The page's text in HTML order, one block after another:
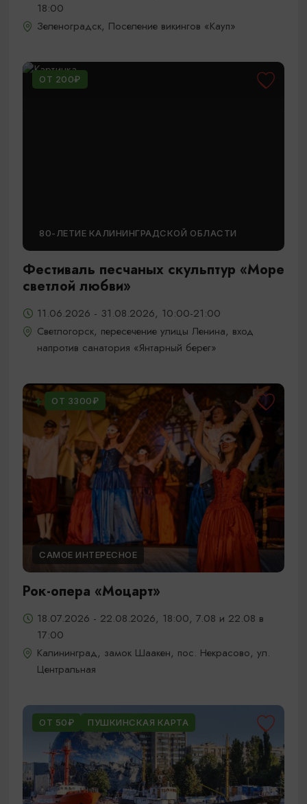
18:00
Зеленоградск, Поселение викингов «Кауп»
ОТ 200₽
80-ЛЕТИЕ КАЛИНИНГРАДСКОЙ ОБЛАСТИ
Фестиваль песчаных скульптур «Море
светлой любви»
11.06.2026 - 31.08.2026, 10:00-21:00
Светлогорск, пересечение улицы Ленина, вход
напротив санатория «Янтарный берег»
ОТ 3300₽
САМОЕ ИНТЕРЕСНОЕ
Рок-опера «Моцарт»
18.07.2026 - 22.08.2026, 18:00, 7.08 и 22.08 в
17:00
Калининград, замок Шаакен, пос. Некрасово, ул.
Центральная
ОТ 50₽ ПУШКИНСКАЯ КАРТА